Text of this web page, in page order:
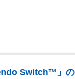
Switch™」の